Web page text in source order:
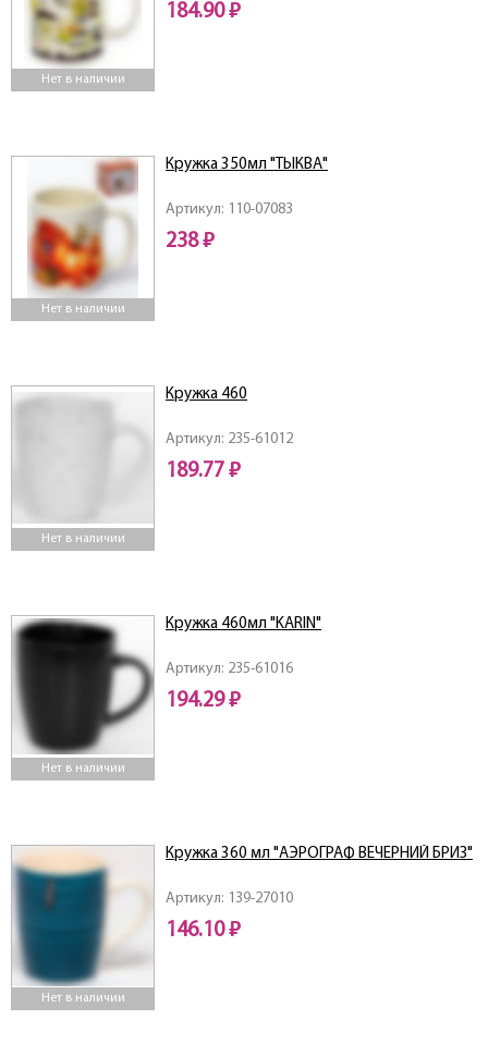
Нет в наличии
184.90 ₽
Нет в наличии
Артикул: 110-07083
Кружка 350мл "ТЫКВА"
238 ₽
Нет в наличии
Артикул: 235-61012
Кружка 460
189.77 ₽
Нет в наличии
Артикул: 235-61016
Кружка 460мл "KARIN"
194.29 ₽
Нет в наличии
Артикул: 139-27010
Кружка 360 мл "АЭРОГРАФ ВЕЧЕРНИЙ БРИЗ"
146.10 ₽